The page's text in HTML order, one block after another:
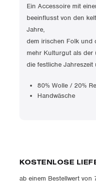
Ein Accessoire mit
beeinflusst von den
Jahre,
dem irischen Folk und
mehr Kulturgut als
die festliche
80% Wolle / 20%
Handwäsche
KOSTENLOSE
ab einem Bestellwert von